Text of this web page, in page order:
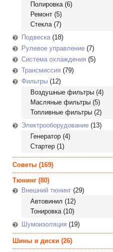
Полировка(6)
Ремонт (5)
Стекла(7)
Подвеска(18)
Рулевое управление (7)
Система охлаждения (5)
Трансмиссия (79)
Фильтры (12)
Воздушные фильтры (4)
Масляные фильтры (5)
Топливные фильтры (2)
Электрооборудование (13)
Генератор (4)
Стартер (1)
Советы (169)
Тюнинг (80)
Внешний тюнинг (29)
Автовинил (12)
Тонировка(10)
Шумоизоляция (19)
Шины и диски (26)